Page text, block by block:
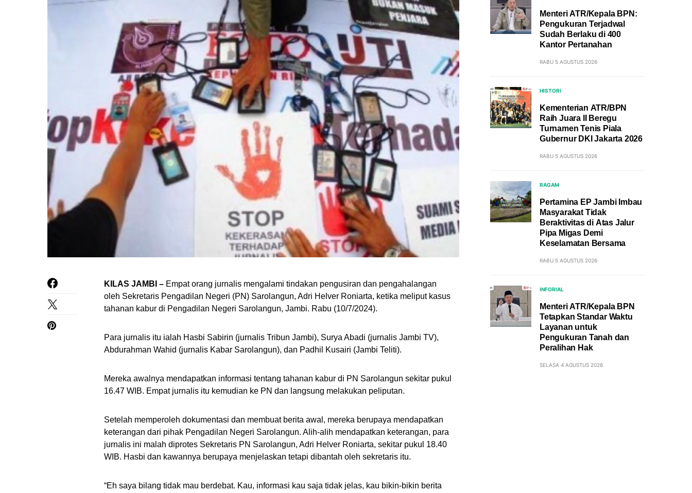
KILAS JAMBI – Empat orang jurnalis mengalami tindakan pengusiran dan pengahalangan
oleh Sekretaris Pengadilan Negeri (PN) Sarolangun, Adri Helver Roniarta, ketika meliput kasus
tahanan kabur di Pengadilan Negeri Sarolangun, Jambi. Rabu (10/7/2024).
Para jurnalis itu ialah Hasbi Sabirin (jurnalis Tribun Jambi), Surya Abadi (jurnalis Jambi TV),
Abdurahman Wahid (jurnalis Kabar Sarolangun), dan Padhil Kusairi (Jambi Teliti).
Mereka awalnya mendapatkan informasi tentang tahanan kabur di PN Sarolangun sekitar pukul
16.47 WIB. Empat jurnalis itu kemudian ke PN dan langsung melakukan peliputan.
Setelah memperoleh dokumentasi dan membuat berita awal, mereka berupaya mendapatkan
keterangan dari pihak Pengadilan Negeri Sarolangun. Alih-alih mendapatkan keterangan, para
jurnalis ini malah diprotes Sekretaris PN Sarolangun, Adri Helver Roniarta, sekitar pukul 18.40
WIB. Hasbi dan kawannya berupaya menjelaskan tetapi dibantah oleh sekretaris itu.
“Eh saya bilang tidak mau berdebat. Kau, informasi kau saja tidak jelas, kau bikin-bikin berita
Menteri ATR/Kepala BPN:
Pengukuran Terjadwal
Sudah Berlaku di 400
Kantor Pertanahan
RABU 5 AGUSTUS 2026
HISTORI
Kementerian ATR/BPN
Raih Juara II Beregu
Turnamen Tenis Piala
Gubernur DKI Jakarta 2026
RABU 5 AGUSTUS 2026
RAGAM
Pertamina EP Jambi Imbau
Masyarakat Tidak
Beraktivitas di Atas Jalur
Pipa Migas Demi
Keselamatan Bersama
RABU 5 AGUSTUS 2026
INFORIAL
Menteri ATR/Kepala BPN
Tetapkan Standar Waktu
Layanan untuk
Pengukuran Tanah dan
Peralihan Hak
SELASA 4 AGUSTUS 2026